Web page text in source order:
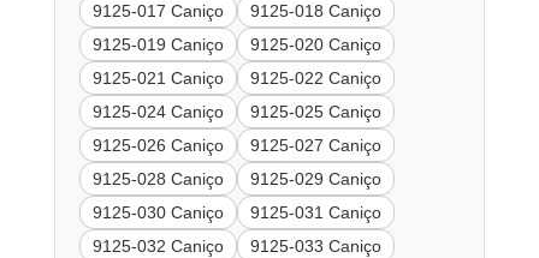
9125-017 Caniço
9125-018 Caniço
9125-019 Caniço
9125-020 Caniço
9125-021 Caniço
9125-022 Caniço
9125-024 Caniço
9125-025 Caniço
9125-026 Caniço
9125-027 Caniço
9125-028 Caniço
9125-029 Caniço
9125-030 Caniço
9125-031 Caniço
9125-032 Caniço
9125-033 Caniço